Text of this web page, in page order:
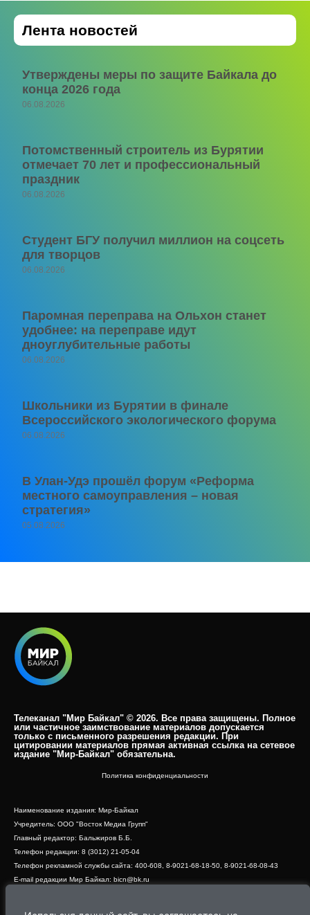
Лента новостей
Утверждены меры по защите Байкала до
конца 2026 года
06.08.2026
Потомственный строитель из Бурятии
отмечает 70 лет и профессиональный
праздник
06.08.2026
Студент БГУ получил миллион на соцсеть
для творцов
06.08.2026
Паромная переправа на Ольхон станет
удобнее: на переправе идут
дноуглубительные работы
06.08.2026
Школьники из Бурятии в финале
Всероссийского экологического форума
06.08.2026
В Улан-Удэ прошёл форум «Реформа
местного самоуправления – новая
стратегия»
05.08.2026
Телеканал "Мир Байкал" © 2026. Все права защищены. Полное
или частичное заимствование материалов допускается
только с письменного разрешения редакции. При
цитировании материалов прямая активная ссылка на сетевое
издание "Мир-Байкал" обязательна.​
Политика конфиденциальности
Наименование издания: Мир-Байкал
Учредитель: ООО "Восток Медиа Групп"
Главный редактор: Бальжиров Б.Б.
Телефон редакции: 8 (3012) 21-05-04
Телефон рекламной службы сайта: 400-608, 8-9021-68-18-50, 8-9021-68-08-43
E-mail редакции Мир Байкал: bicn@bk.ru